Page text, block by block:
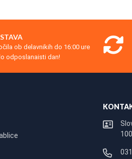
ob delavnikih do 16:00 ure
odposlanaisti dan!